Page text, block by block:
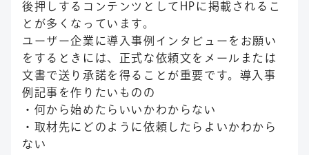
後押しするコンテンツとしてHPに掲載されるこ
とが多くなっています。
ユーザー企業に導入事例インタビューをお願い
をするときには、正式な依頼文をメールまたは
文書で送り承諾を得ることが重要です。導入事
例記事を作りたいものの
・何から始めたらいいかわからない
・取材先にどのように依頼したらよいかわから
ない